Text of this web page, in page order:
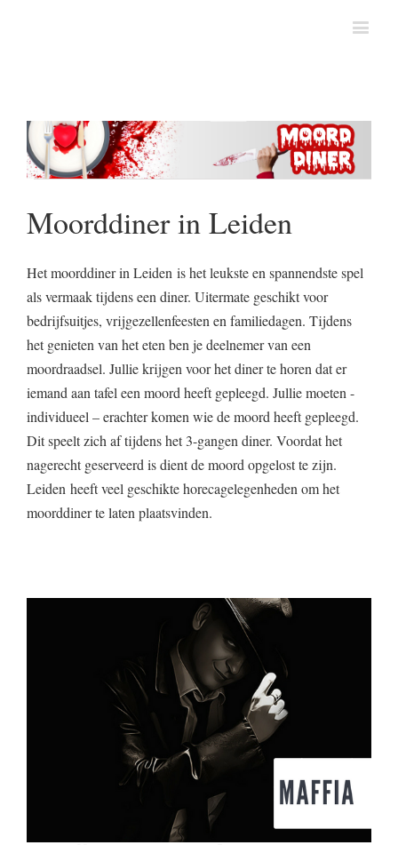
Moorddiner in Leiden
Het moorddiner in Leiden is het leukste en spannendste spel
als vermaak tijdens een diner. Uitermate geschikt voor
bedrijfsuitjes, vrijgezellenfeesten en familiedagen. Tijdens
het genieten van het eten ben je deelnemer van een
moordraadsel. Jullie krijgen voor het diner te horen dat er
iemand aan tafel een moord heeft gepleegd. Jullie moeten -
individueel – erachter komen wie de moord heeft gepleegd.
Dit speelt zich af tijdens het 3-gangen diner. Voordat het
nagerecht geserveerd is dient de moord opgelost te zijn.
Leiden heeft veel geschikte horecagelegenheden om het
moorddiner te laten plaatsvinden.